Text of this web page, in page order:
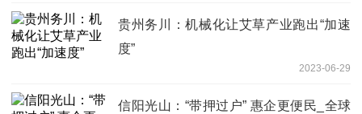
贵州务川：机械化让艾草产业跑出“加速
度”
2023-06-29
信阳光山：“带押过户” 惠企更便民_全球